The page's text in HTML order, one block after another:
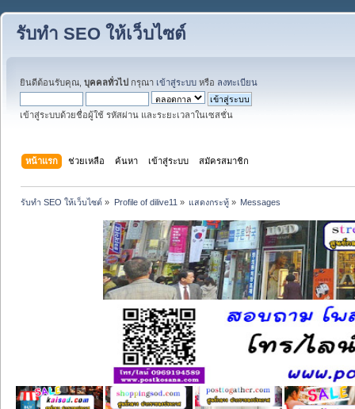
รับทำ SEO ให้เว็บไซต์
ยินดีต้อนรับคุณ, บุคคลทั่วไป กรุณา เข้าสู่ระบบ หรือ ลงทะเบียน
เข้าสู่ระบบด้วยชื่อผู้ใช้ รหัสผ่าน และระยะเวลาในเซสชั่น
หน้าแรก ช่วยเหลือ ค้นหา เข้าสู่ระบบ สมัครสมาชิก
รับทำ SEO ให้เว็บไซต์ » Profile of dilive11 » แสดงกระทู้» Messages